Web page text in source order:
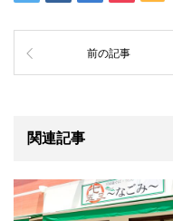
前の記事
関連記事